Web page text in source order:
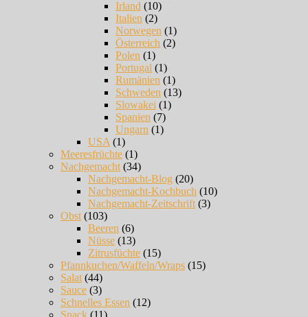
Irland (10)
Italien (2)
Norwegen (1)
Österreich (2)
Polen (1)
Portugal (1)
Rumänien (1)
Schweden (13)
Slowakei (1)
Spanien (7)
Ungarn (1)
USA (1)
Meeresfrüchte (1)
Nachgemacht (34)
Nachgemacht-Blog (20)
Nachgemacht-Kochbuch (10)
Nachgemacht-Zeitschrift (3)
Obst (103)
Beeren (6)
Nüsse (13)
Zitrusfüchte (15)
Pfannkuchen/Waffeln/Wraps (15)
Salat (44)
Sauce (3)
Schnelles Essen (12)
Snack (11)